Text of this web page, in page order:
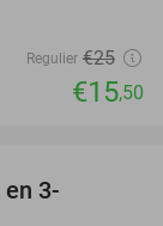
Regulier €25
€15,50
3-